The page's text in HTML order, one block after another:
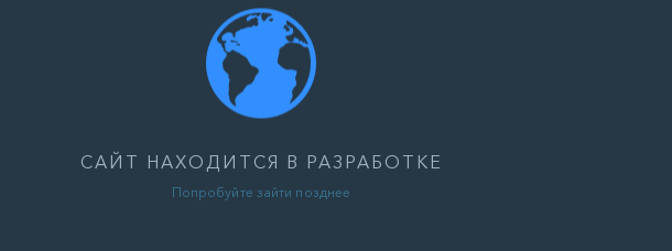
САЙТ НАХОДИТСЯ В РАЗРАБОТКЕ
Попробуйте зайти позднее